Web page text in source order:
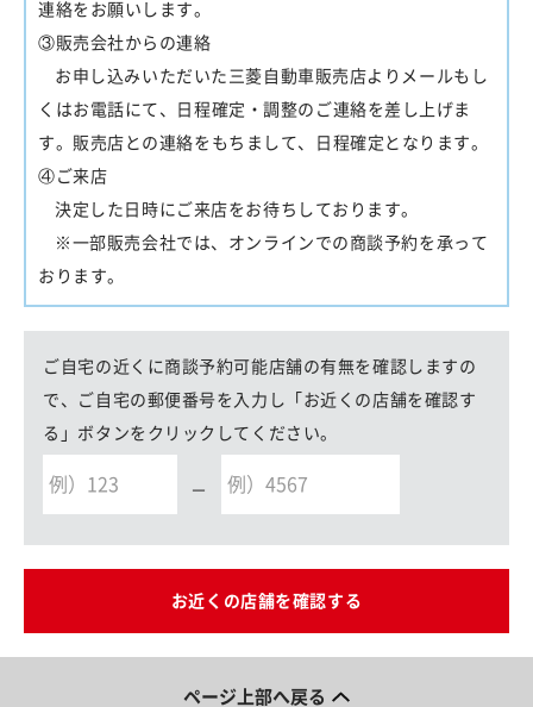
連絡をお願いします。
③販売会社からの連絡
お申し込みいただいた三菱自動車販売店よりメールもし
くはお電話にて、日程確定・調整のご連絡を差し上げま
す。販売店との連絡をもちまして、日程確定となります。
④ご来店
決定した日時にご来店をお待ちしております。
※一部販売会社では、オンラインでの商談予約を承って
おります。
ご自宅の近くに商談予約可能店舗の有無を確認しますの
で、ご自宅の郵便番号を入力し「お近くの店舗を確認す
る」ボタンをクリックしてください。
－
お近くの店舗を確認する
ページ上部へ戻る